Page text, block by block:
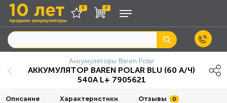
0 0
Аккумуляторы Baren Polar
АККУМУЛЯТОР BAREN POLAR BLU (60 А/Ч)
540А L+ 7905621
Описание Характеристики Отзывы 0